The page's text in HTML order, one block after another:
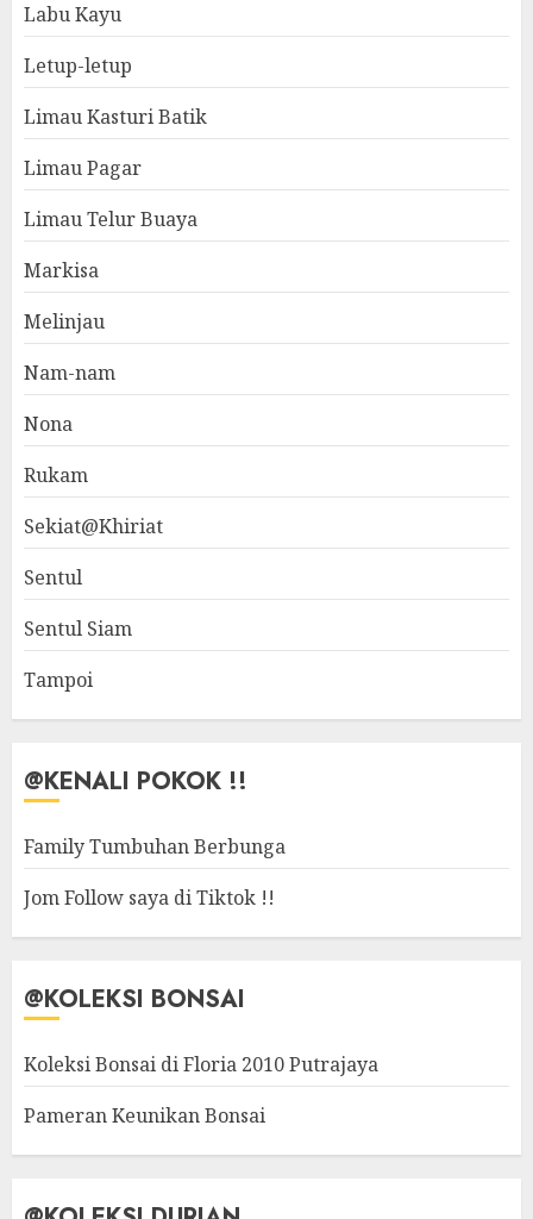
Labu Kayu
Letup-letup
Limau Kasturi Batik
Limau Pagar
Limau Telur Buaya
Markisa
Melinjau
Nam-nam
Nona
Rukam
Sekiat@Khiriat
Sentul
Sentul Siam
Tampoi
@KENALI POKOK !!
Family Tumbuhan Berbunga
Jom Follow saya di Tiktok !!
@KOLEKSI BONSAI
Koleksi Bonsai di Floria 2010 Putrajaya
Pameran Keunikan Bonsai